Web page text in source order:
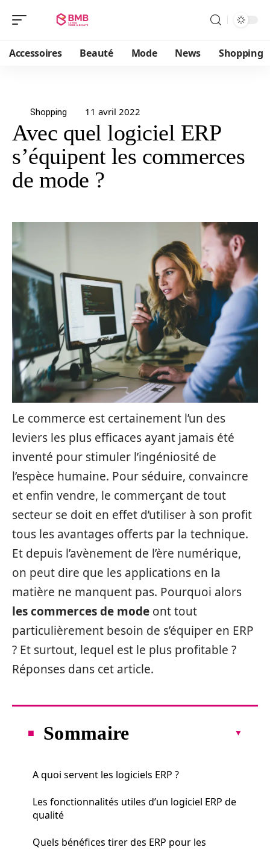
Accessoires Beauté Mode News Shopping
Shopping 11 avril 2022
Avec quel logiciel ERP
s’équipent les commerces
de mode ?
Le commerce est certainement l’un des
leviers les plus efficaces ayant jamais été
inventé pour stimuler l’ingéniosité de
l’espèce humaine. Pour séduire, convaincre
et enfin vendre, le commerçant de tout
secteur se doit en effet d’utiliser à son profit
tous les avantages offerts par la technique.
Et depuis l’avènement de l’ère numérique,
on peut dire que les applications en la
matière ne manquent pas. Pourquoi alors
les commerces de mode ont tout
particulièrement besoin de s’équiper en ERP
? Et surtout, lequel est le plus profitable ?
Réponses dans cet article.
Sommaire
A quoi servent les logiciels ERP ?
Les fonctionnalités utiles d’un logiciel ERP de
qualité
Quels bénéfices tirer des ERP pour les